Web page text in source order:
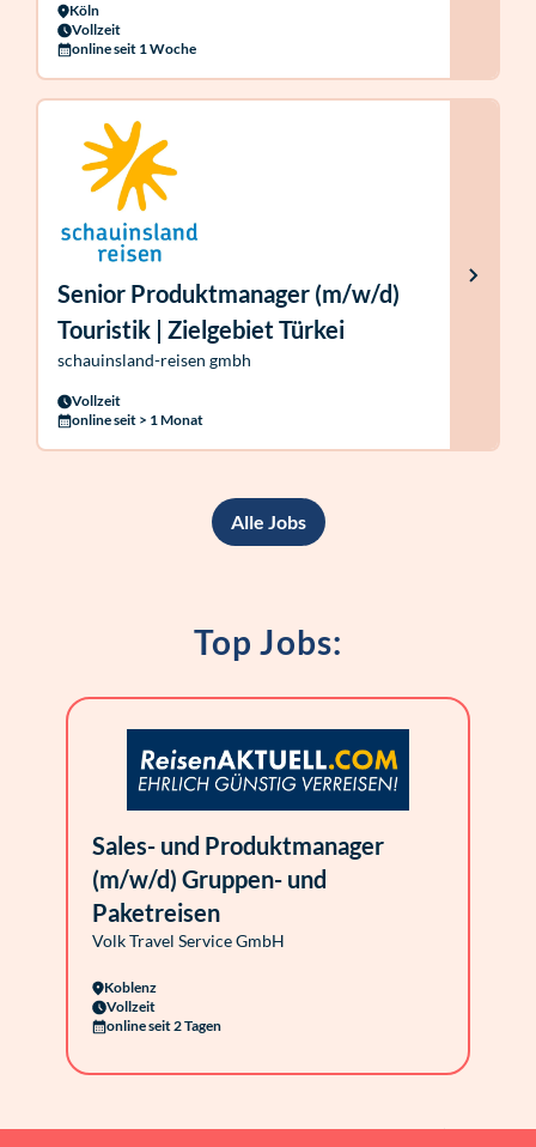
Köln
Vollzeit
online seit 1 Woche
Senior Produktmanager (m/w/d)
Touristik | Zielgebiet Türkei
schauinsland-reisen gmbh
Vollzeit
online seit > 1 Monat
Alle Jobs
Top Jobs:
Sales- und Produktmanager
(m/w/d) Gruppen- und
Paketreisen
Volk Travel Service GmbH
Koblenz
Vollzeit
online seit 2 Tagen